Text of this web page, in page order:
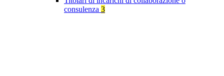
consulenza 3